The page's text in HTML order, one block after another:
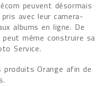
peuvent désormais
avec leur camera-
albums en ligne. De
même construire sa
Service.
Orange afin de